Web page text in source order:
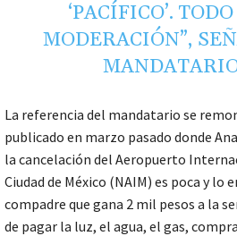
‘PACÍFICO’.
MODERACIÓN”,
La referencia del mandatario se
publicado en marzo pasado donde
la cancelación del Aeropuerto
Ciudad de México (NAIM) es poca y lo
compadre que gana 2 mil pesos a la
de pagar la luz, el agua, el gas,